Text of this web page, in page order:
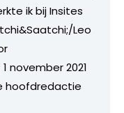
ik bij Insites
Leo
november 2021
hoofdredactie